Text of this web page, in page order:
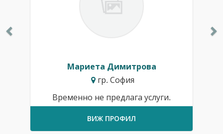
Мариета Димитрова
гр. София
Временно не предлага услуги.
ВИЖ ПРОФИЛ